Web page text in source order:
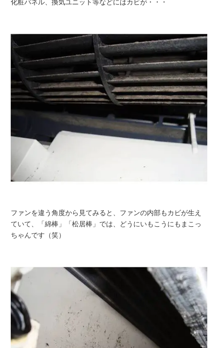
化粧パネル、換気ユニット等などにはカビが・・・
ファンを違う角度から見てみると、ファンの内部もカビが生え
ていて、「綿棒」「松居棒」では、どうにいもこうにもまこっ
ちゃんです（笑）